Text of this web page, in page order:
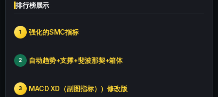
排行榜展示
1 强化的SMC指标
2 自动趋势+支撑+斐波那契+箱体
3 MACD XD（副图指标））修改版